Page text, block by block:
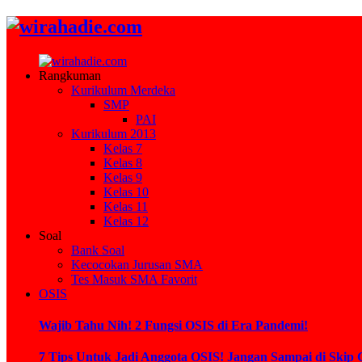
Rangkuman
Kurikulum Merdeka
SMP
PAI
Kurikulum 2013
Kelas 7
Kelas 8
Kelas 9
Kelas 10
Kelas 11
Kelas 12
Soal
Bank Soal
Kecocokan Jurusan SMA
Tes Masuk SMA Favorit
OSIS
Wajib Tahu Nih! 2 Fungsi OSIS di Era Pandemi!
7 Tips Untuk Jadi Anggota OSIS! Jangan Sampai di Skip